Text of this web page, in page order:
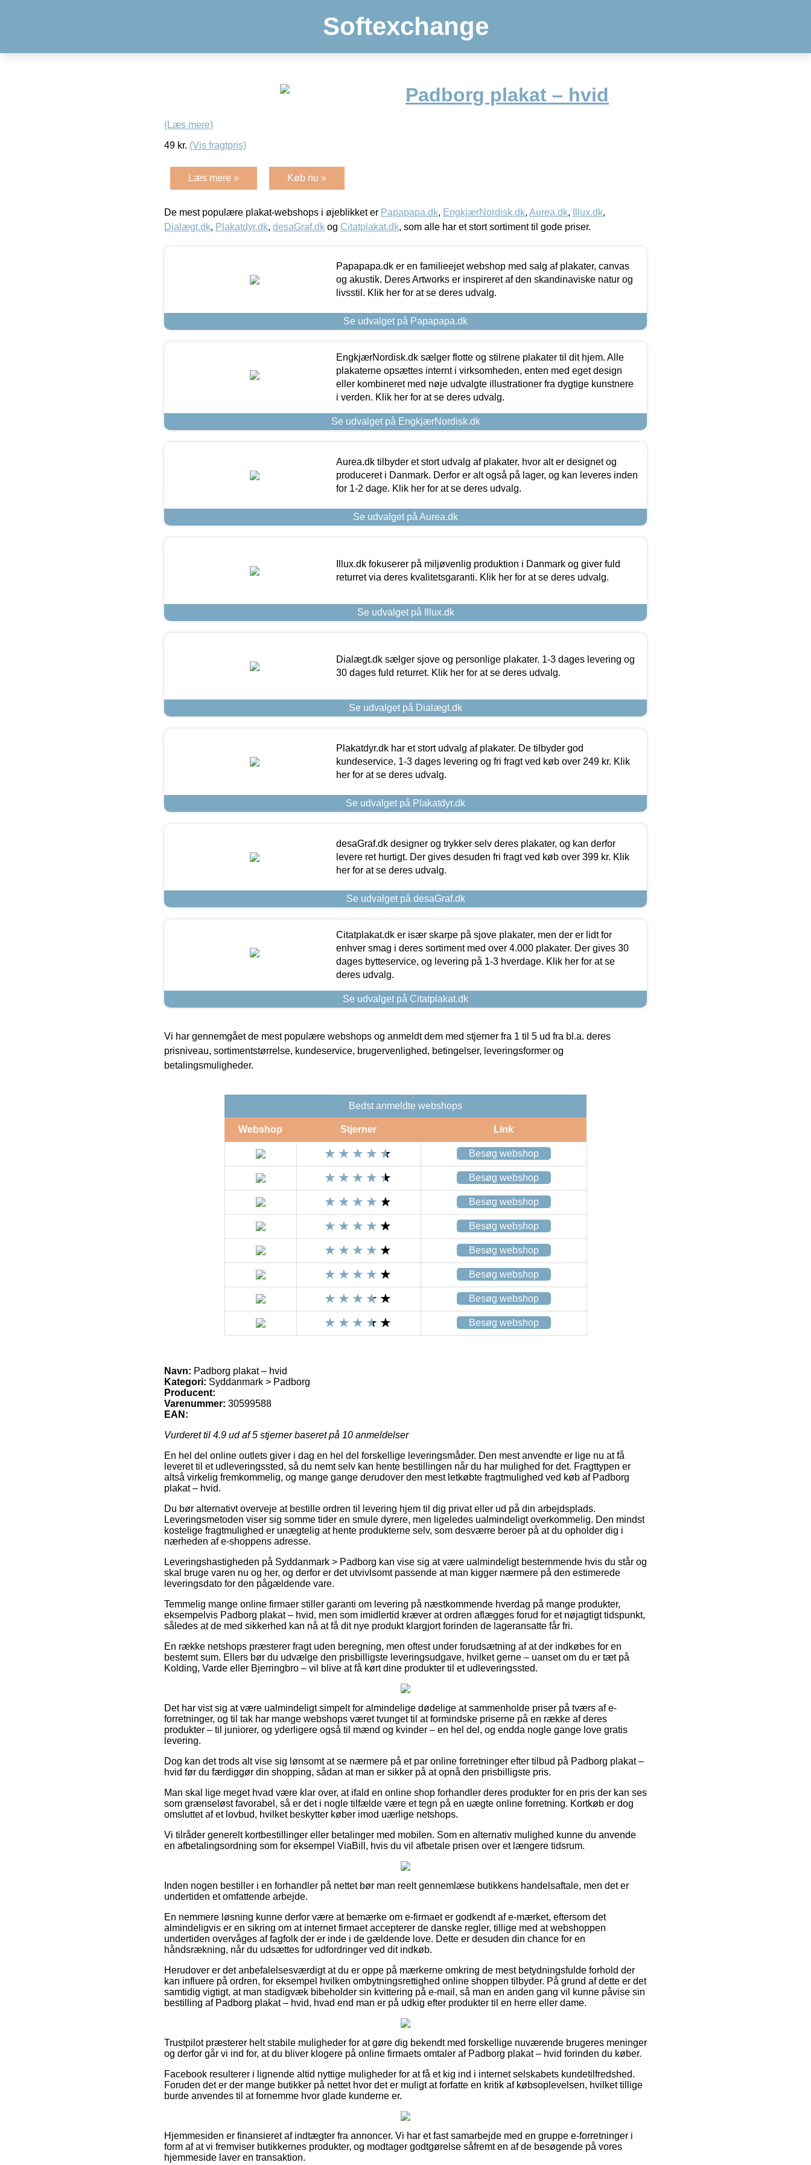
Softexchange
Padborg plakat – hvid
(Læs mere)
49 kr. (Vis fragtpris)
Læs mere » Køb nu »
De mest populære plakat-webshops i øjeblikket er Papapapa.dk, EngkjærNordisk.dk, Aurea.dk, Illux.dk,
Dialægt.dk, Plakatdyr.dk, desaGraf.dk og Citatplakat.dk, som alle har et stort sortiment til gode priser.
Papapapa.dk er en familieejet webshop med salg af plakater, canvas
og akustik. Deres Artworks er inspireret af den skandinaviske natur og
livsstil. Klik her for at se deres udvalg.
Se udvalget på Papapapa.dk
EngkjærNordisk.dk sælger flotte og stilrene plakater til dit hjem. Alle
plakaterne opsættes internt i virksomheden, enten med eget design
eller kombineret med nøje udvalgte illustrationer fra dygtige kunstnere
i verden. Klik her for at se deres udvalg.
Se udvalget på EngkjærNordisk.dk
Aurea.dk tilbyder et stort udvalg af plakater, hvor alt er designet og
produceret i Danmark. Derfor er alt også på lager, og kan leveres inden
for 1-2 dage. Klik her for at se deres udvalg.
Se udvalget på Aurea.dk
Illux.dk fokuserer på miljøvenlig produktion i Danmark og giver fuld
returret via deres kvalitetsgaranti. Klik her for at se deres udvalg.
Se udvalget på Illux.dk
Dialægt.dk sælger sjove og personlige plakater. 1-3 dages levering og
30 dages fuld returret. Klik her for at se deres udvalg.
Se udvalget på Dialægt.dk
Plakatdyr.dk har et stort udvalg af plakater. De tilbyder god
kundeservice, 1-3 dages levering og fri fragt ved køb over 249 kr. Klik
her for at se deres udvalg.
Se udvalget på Plakatdyr.dk
desaGraf.dk designer og trykker selv deres plakater, og kan derfor
levere ret hurtigt. Der gives desuden fri fragt ved køb over 399 kr. Klik
her for at se deres udvalg.
Se udvalget på desaGraf.dk
Citatplakat.dk er især skarpe på sjove plakater, men der er lidt for
enhver smag i deres sortiment med over 4.000 plakater. Der gives 30
dages bytteservice, og levering på 1-3 hverdage. Klik her for at se
deres udvalg.
Se udvalget på Citatplakat.dk
Vi har gennemgået de mest populære webshops og anmeldt dem med stjerner fra 1 til 5 ud fra bl.a. deres
prisniveau, sortimentstørrelse, kundeservice, brugervenlighed, betingelser, leveringsformer og
betalingsmuligheder.
Bedst anmeldte webshops
Webshop Stjerner Link
Besøg webshop
Besøg webshop
Besøg webshop
Besøg webshop
Besøg webshop
Besøg webshop
Besøg webshop
Besøg webshop
Navn: Padborg plakat – hvid
Kategori: Syddanmark > Padborg
Producent:
Varenummer: 30599588
EAN:
Vurderet til 4.9 ud af 5 stjerner baseret på 10 anmeldelser
En hel del online outlets giver i dag en hel del forskellige leveringsmåder. Den mest anvendte er lige nu at få
leveret til et udleveringssted, så du nemt selv kan hente bestillingen når du har mulighed for det. Fragttypen er
altså virkelig fremkommelig, og mange gange derudover den mest letkøbte fragtmulighed ved køb af Padborg
plakat – hvid.
Du bør alternativt overveje at bestille ordren til levering hjem til dig privat eller ud på din arbejdsplads.
Leveringsmetoden viser sig somme tider en smule dyrere, men ligeledes ualmindeligt overkommelig. Den mindst
kostelige fragtmulighed er unægtelig at hente produkterne selv, som desværre beroer på at du opholder dig i
nærheden af e-shoppens adresse.
Leveringshastigheden på Syddanmark > Padborg kan vise sig at være ualmindeligt bestemmende hvis du står og
skal bruge varen nu og her, og derfor er det utvivlsomt passende at man kigger nærmere på den estimerede
leveringsdato for den pågældende vare.
Temmelig mange online firmaer stiller garanti om levering på næstkommende hverdag på mange produkter,
eksempelvis Padborg plakat – hvid, men som imidlertid kræver at ordren aflægges forud for et nøjagtigt tidspunkt,
således at de med sikkerhed kan nå at få dit nye produkt klargjort forinden de lageransatte får fri.
En række netshops præsterer fragt uden beregning, men oftest under forudsætning af at der indkøbes for en
bestemt sum. Ellers bør du udvælge den prisbilligste leveringsudgave, hvilket gerne – uanset om du er tæt på
Kolding, Varde eller Bjerringbro – vil blive at få kørt dine produkter til et udleveringssted.
Det har vist sig at være ualmindeligt simpelt for almindelige dødelige at sammenholde priser på tværs af e-
forretninger, og til tak har mange webshops været tvunget til at formindske priserne på en række af deres
produkter – til juniorer, og yderligere også til mænd og kvinder – en hel del, og endda nogle gange love gratis
levering.
Dog kan det trods alt vise sig lønsomt at se nærmere på et par online forretninger efter tilbud på Padborg plakat –
hvid før du færdiggør din shopping, sådan at man er sikker på at opnå den prisbilligste pris.
Man skal lige meget hvad være klar over, at ifald en online shop forhandler deres produkter for en pris der kan ses
som grænseløst favorabel, så er det i nogle tilfælde være et tegn på en uægte online forretning. Kortkøb er dog
omsluttet af et lovbud, hvilket beskytter køber imod uærlige netshops.
Vi tilråder generelt kortbestillinger eller betalinger med mobilen. Som en alternativ mulighed kunne du anvende
en afbetalingsordning som for eksempel ViaBill, hvis du vil afbetale prisen over et længere tidsrum.
Inden nogen bestiller i en forhandler på nettet bør man reelt gennemlæse butikkens handelsaftale, men det er
undertiden et omfattende arbejde.
En nemmere løsning kunne derfor være at bemærke om e-firmaet er godkendt af e-mærket, eftersom det
almindeligvis er en sikring om at internet firmaet accepterer de danske regler, tillige med at webshoppen
undertiden overvåges af fagfolk der er inde i de gældende love. Dette er desuden din chance for en
håndsrækning, når du udsættes for udfordringer ved dit indkøb.
Herudover er det anbefalelsesværdigt at du er oppe på mærkerne omkring de mest betydningsfulde forhold der
kan influere på ordren, for eksempel hvilken ombytningsrettighed online shoppen tilbyder. På grund af dette er det
samtidig vigtigt, at man stadigvæk bibeholder sin kvittering på e-mail, så man en anden gang vil kunne påvise sin
bestilling af Padborg plakat – hvid, hvad end man er på udkig efter produkter til en herre eller dame.
Trustpilot præsterer helt stabile muligheder for at gøre dig bekendt med forskellige nuværende brugeres meninger
og derfor går vi ind for, at du bliver klogere på online firmaets omtaler af Padborg plakat – hvid forinden du køber.
Facebook resulterer i lignende altid nyttige muligheder for at få et kig ind i internet selskabets kundetilfredshed.
Foruden det er der mange butikker på nettet hvor det er muligt at forfatte en kritik af købsoplevelsen, hvilket tillige
burde anvendes til at fornemme hvor glade kunderne er.
Hjemmesiden er finansieret af indtægter fra annoncer. Vi har et fast samarbejde med en gruppe e-forretninger i
form af at vi fremviser butikkernes produkter, og modtager godtgørelse såfremt en af de besøgende på vores
hjemmeside laver en transaktion.